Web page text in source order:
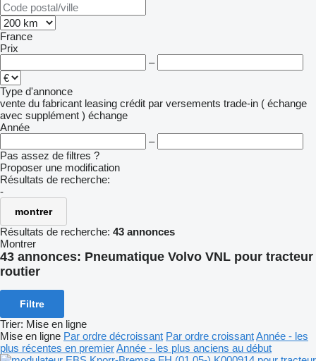
France
Prix
–
Type d'annonce
vente du fabricant leasing crédit par versements trade-in ( échange
avec supplément ) échange
Année
–
Pas assez de filtres ?
Proposer une modification
Résultats de recherche:
-
montrer
Résultats de recherche: 43 annonces
Montrer
43 annonces: Pneumatique Volvo VNL pour tracteur
routier
Filtre
Trier: Mise en ligne
Mise en ligne Par ordre décroissant Par ordre croissantAnnée - les
plus récentes en premierAnnée - les plus anciens au début